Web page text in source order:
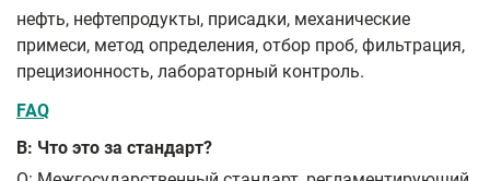
нефть, нефтепродукты, присадки, механические
примеси, метод определения, отбор проб, фильтрация,
прецизионность, лабораторный контроль.
FAQ
В: Что это за стандарт?